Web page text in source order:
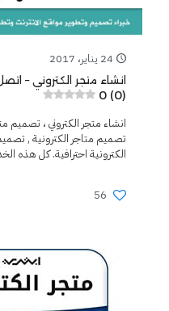
24 يناير، 2017
انشاء متجر الكتروني – اتصل الآن
0 (0)
انشاء متجر الكتروني ، تصميم
تصميم متاجر الكترونية ,
الكترونية احترافية. كل هذه
56